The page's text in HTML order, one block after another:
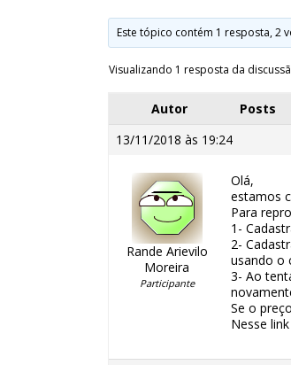
Este tópico contém 1 resposta, 2
Visualizando 1 resposta da
Autor
Posts
13/11/2018 às 19:24
Rande Arievilo
Moreira
Participante
Olá,
estamos
Para
1-
2-
usando o
3- Ao
Se o
Nesse